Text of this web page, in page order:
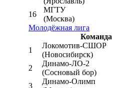
16
МГТУ
(Москва)
Молодёжная лига
Команда
1
Локомотив-CШОР
(Новосибирск)
2
Динамо-ЛО-2
(Сосновый бор)
3
Динамо-Олимп